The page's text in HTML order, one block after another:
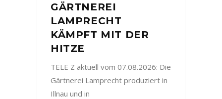
GÄRTNEREI
LAMPRECHT
KÄMPFT MIT DER
HITZE
TELE Z aktuell vom 07.08.2026: Die
Gärtnerei Lamprecht produziert in
Illnau und in